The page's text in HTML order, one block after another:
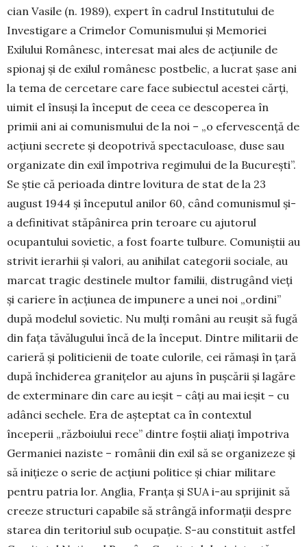
cian Vasile (n. 1989), expert în cadrul Ins­ti­tutului de
Investigare a Crimelor Co­munismului şi Memoriei
Exilului Ro­mânesc, interesat mai ales de acţiunile de
spionaj şi de exilul românesc postbelic, a lucrat şase ani
la tema de cercetare care face subiectul acestei cărţi,
uimit el însuşi la început de ceea ce descoperea în
primii ani ai comunismului de la noi – „o efer­vescenţă de
acţiuni secrete şi deopotrivă spectaculoase, duse sau
organizate din exil împotriva regimului de la Bucu­reşti”.
Se ştie că perioada dintre lovitura de stat de la 23
august 1944 şi începutul anilor 60, când comunismul şi-
a definitivat stăpânirea prin te­­roare cu ajutorul
ocupantului sovietic, a fost foar­­te tulbure. Comuniştii au
strivit ierarhii şi va­lori, au anihilat categorii sociale, au
marcat tragic destinele multor familii, distrugând vieţi
şi cariere în acţiunea de impunere a unei noi „ordini”
după modelul sovietic. Nu mulţi români au reuşit să fugă
din faţa tăvălugului încă de la început. Din­tre militarii de
carieră şi politicienii de toate cu­lorile, cei rămaşi în ţară
după închiderea grani­ţelor au ajuns în puşcării şi lagăre
de exterminare din care au ieşit – câţi au mai ieşit – cu
adânci se­che­­le. Era de aşteptat ca în contextul
începerii „răz­boiului rece” dintre foştii aliaţi împotriva
Ger­maniei naziste – românii din exil să se organizeze şi
să iniţieze o serie de acţiuni politice şi chiar mi­litare
pentru patria lor. Anglia, Franţa şi SUA i-au sprijinit să
creeze structuri capabile să strângă informaţii despre
starea din teritoriul sub ocupaţie. S-au constituit astfel